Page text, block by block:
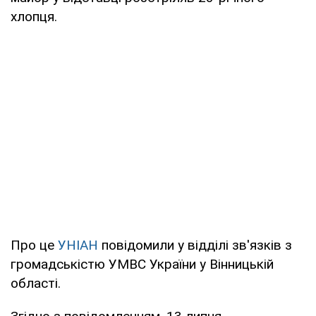
хлопця.
Про це УНІАН повідомили у відділі зв'язків з
громадськістю УМВС України у Вінницькій
області.